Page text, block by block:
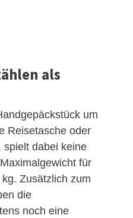
als
um
Reisetasche oder
spielt dabei keine
für
Zusätzlich zum
die
noch eine